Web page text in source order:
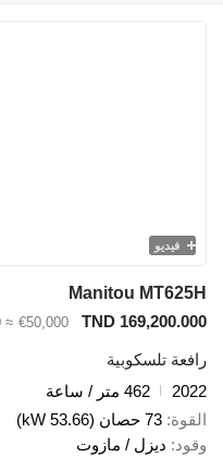
فيديو
Manitou MT625H
TND 169,200.000
€50,000
≈ $57,770
رافعة تلسكوبية
2022
462 متر / ساعة
القوة 73 حصان (53.66 kW)
وقود ديزل / مازوت